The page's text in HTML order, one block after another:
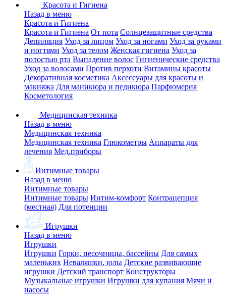
Красота и Гигиена
Назад в меню
Красота и Гигиена
Красота и Гигиена От пота Солнцезащитные средства
Депиляция Уход за лицом Уход за ногами Уход за руками
и ногтями Уход за телом Женская гигиена Уход за
полостью рта Выпадение волос Гигиенические средства
Уход за волосами Против перхоти Витамины красоты
Декоративная косметика Аксессуары для красоты и
макияжа Для маникюра и педикюра Парфюмерия
Косметология
Медицинская техника
Назад в меню
Медицинская техника
Медицинская техника Глюкометры Аппараты для
лечения Мед.приборы
Интимные товары
Назад в меню
Интимные товары
Интимные товары Интим-комфорт Контрацепция
(местная) Для потенции
Игрушки
Назад в меню
Игрушки
Игрушки Горки, песочницы, бассейны Для самых
маленьких Неваляшки, юлы Детские развивающие
игрушки Детский транспорт Конструкторы
Музыкальные игрушки Игрушки для купания Мячи и
насосы